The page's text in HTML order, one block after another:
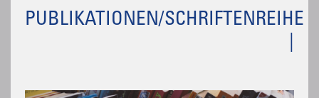
PUBLIKATIONEN/SCHRIFTENREIHE